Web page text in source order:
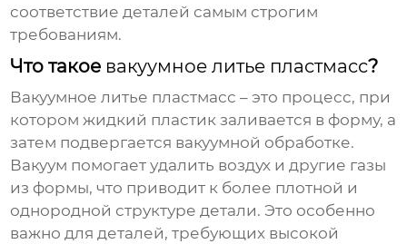
соответствие деталей самым строгим
требованиям.
Что такое вакуумное литье пластмасс?
Вакуумное литье пластмасс – это процесс, при
котором жидкий пластик заливается в форму, а
затем подвергается вакуумной обработке.
Вакуум помогает удалить воздух и другие газы
из формы, что приводит к более плотной и
однородной структуре детали. Это особенно
важно для деталей, требующих высокой